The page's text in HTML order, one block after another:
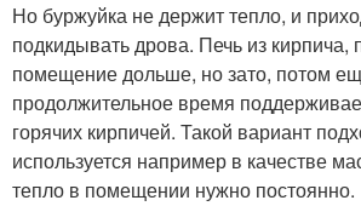
Но буржуйка не держит тепло, и
подкидывать дрова. Печь из кирпича,
помещение дольше, но зато, потом
продолжительное время
горячих кирпичей. Такой вариант
используется например в качестве
тепло в помещении нужно постоянно.